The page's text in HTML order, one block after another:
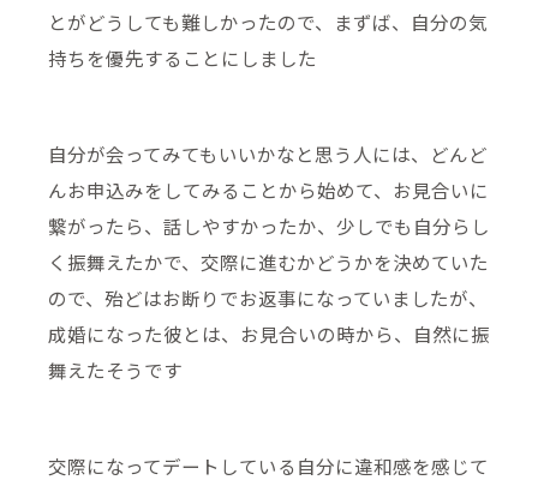
とがどうしても難しかったので、まずば、自分の気
持ちを優先することにしました
自分が会ってみてもいいかなと思う人には、どんど
んお申込みをしてみることから始めて、お見合いに
繋がったら、話しやすかったか、少しでも自分らし
く振舞えたかで、交際に進むかどうかを決めていた
ので、殆どはお断りでお返事になっていましたが、
成婚になった彼とは、お見合いの時から、自然に振
舞えたそうです
交際になってデートしている自分に違和感を感じて